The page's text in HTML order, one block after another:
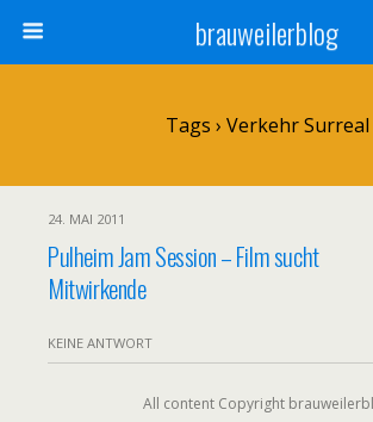
brauweilerblog
Tags › Verkehr Surreal
24. MAI 2011
Pulheim Jam Session – Film sucht
Mitwirkende
KEINE ANTWORT
All content Copyright